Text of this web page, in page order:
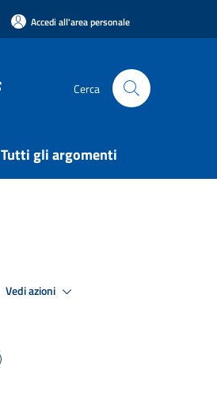
Accedi all'area personale
Cerca
Tutti gli argomenti
Vedi azioni